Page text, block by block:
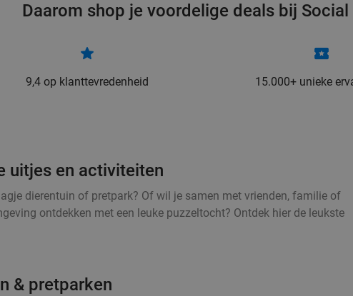
Daarom shop je voordelige deals bij Social
9,4 op klanttevredenheid 15.000+ unieke
uitjes en activiteiten
dierentuin of pretpark? Of wil je samen met vrienden, familie of
ontdekken met een leuke puzzeltocht? Ontdek hier de leukste
& pretparken